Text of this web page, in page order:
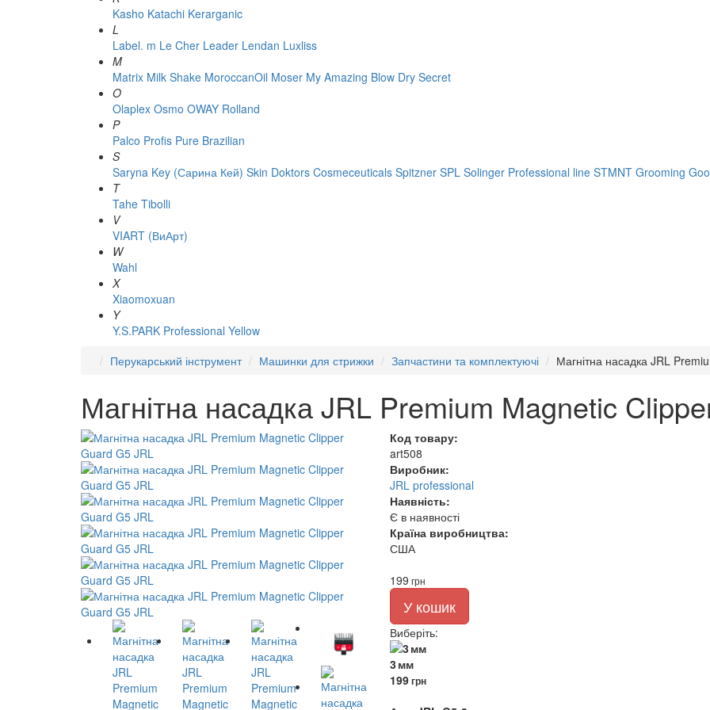
Kasho Katachi Kerarganic
L
Label. m Le Cher Leader Lendan Luxliss
M
Matrix Milk Shake MoroccanOil Moser My Amazing Blow Dry Secret
O
Olaplex Osmo OWAY Rolland
P
Palco Profis Pure Brazilian
S
Saryna Key (Сарина Кей) Skin Doktors Cosmeceuticals Spitzner SPL Solinger Professional line STMNT Grooming
T
Tahe Tibolli
V
VIART (ВиАрт)
W
Wahl
X
Xiaomoxuan
Y
Y.S.PARK Professional Yellow
Перукарський інструмент
Машинки для стрижки Запчастини та комплектуючі Магнітна насадка JRL
Магнітна насадка JRL Premium Magnetic
Код товару:
art508
Виробник:
JRL professional
Наявність:
Є в наявності
Країна виробництва:
США
199 грн
У кошик
Виберіть:
3 мм
199грн